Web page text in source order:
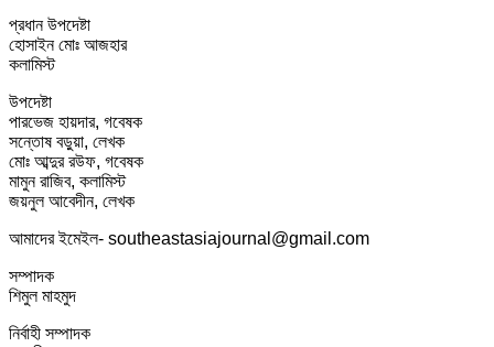
প্রধান উপদেষ্টা
হোসাইন মোঃ আজহার
কলামিস্ট
উপদেষ্টা
পারভেজ হায়দার, গবেষক
সন্তোষ বড়ুয়া, লেখক
মোঃ আব্দুর রউফ, গবেষক
মামুন রাজিব, কলামিস্ট
জয়নুল আবেদীন, লেখক
আমাদের ইমেইল- southeastasiajournal@gmail.com
সম্পাদক
শিমুল মাহমুদ
নির্বাহী সম্পাদক